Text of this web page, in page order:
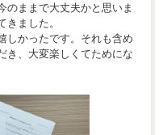
のままで大丈夫かと思いま
きました。
しかったです。それも含め
き、大変楽しくてためにな